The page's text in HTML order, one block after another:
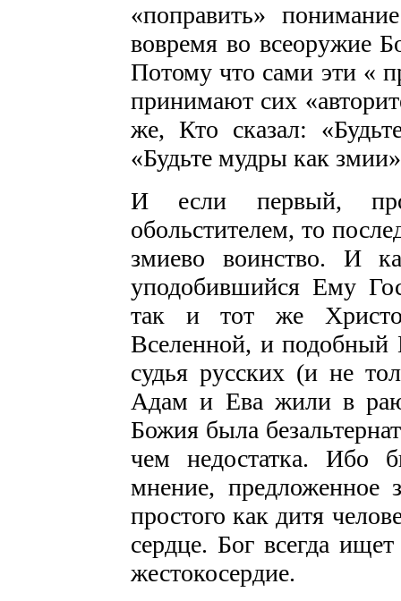
«поправить»
вовремя во всеоружие
Потому что сами эти «
принимают сих
же, Кто сказал:
«Будьте мудры как
И если первый,
обольстителем, то
змиево воинство. И
уподобившийся Ему
так и тот же
Вселенной, и
судья русских (и не
Адам и Ева жили в
Божия была
чем недостатка. Ибо
мнение,
простого как дитя
сердце. Бог всегда
жестокосердие.